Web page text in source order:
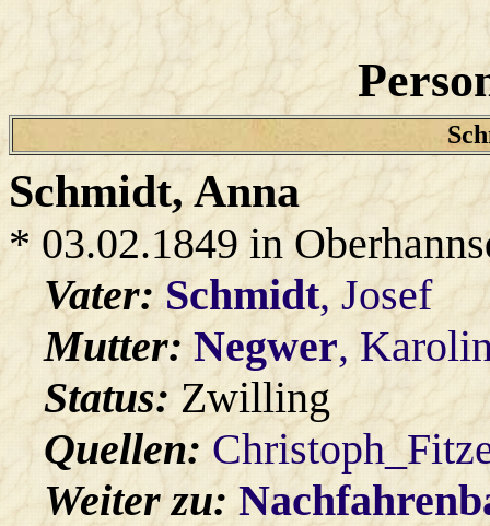
Schmidt, Anna
* 03.02.1849 in
Vater:Schmidt, Josef
Mutter:Negwer,
Status:Zwilling
Quellen:
Weiter zu: